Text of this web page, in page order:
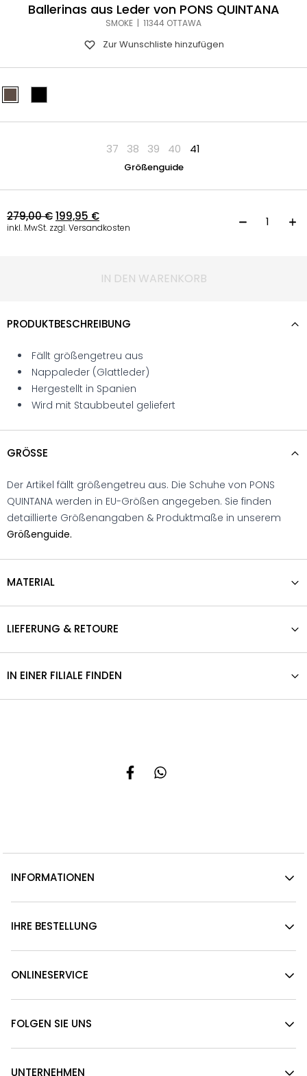
Ballerinas aus Leder von PONS QUINTANA
SMOKE | 11344 OTTAWA
Zur Wunschliste hinzufügen
37 38 39 40 41
Größenguide
279,00€199,95 €
inkl. MwSt. zzgl. Versandkosten
IN DEN WARENKORB
PRODUKTBESCHREIBUNG
Fällt größengetreu aus
Nappaleder (Glattleder)
Hergestellt in Spanien
Wird mit Staubbeutel geliefert
GRÖSSE
Der Artikel fällt größengetreu aus. Die Schuhe von PONS
QUINTANA werden in EU-Größen angegeben. Sie finden
detaillierte Größenangaben & Produktmaße in unserem
Größenguide.
MATERIAL
LIEFERUNG & RETOURE
IN EINER FILIALE FINDEN
INFORMATIONEN
IHRE BESTELLUNG
ONLINESERVICE
FOLGEN SIE UNS
UNTERNEHMEN